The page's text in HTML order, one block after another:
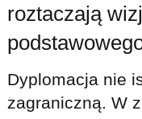
roztaczają
Dyplomacja nie
zagraniczną. W